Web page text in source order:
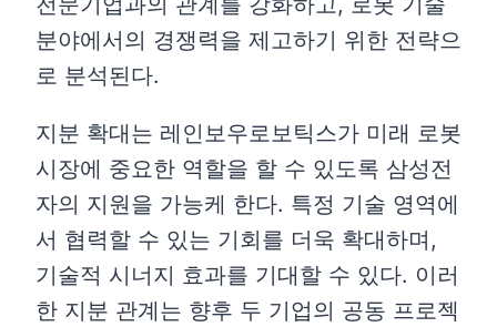
분야에서의 경쟁력을 제고하기 위한 전략으
로 분석된다.
지분 확대는 레인보우로보틱스가 미래 로봇
시장에 중요한 역할을 할 수 있도록 삼성전
자의 지원을 가능케 한다. 특정 기술 영역에
서 협력할 수 있는 기회를 더욱 확대하며,
기술적 시너지 효과를 기대할 수 있다. 이러
한 지분 관계는 향후 두 기업의 공동 프로젝